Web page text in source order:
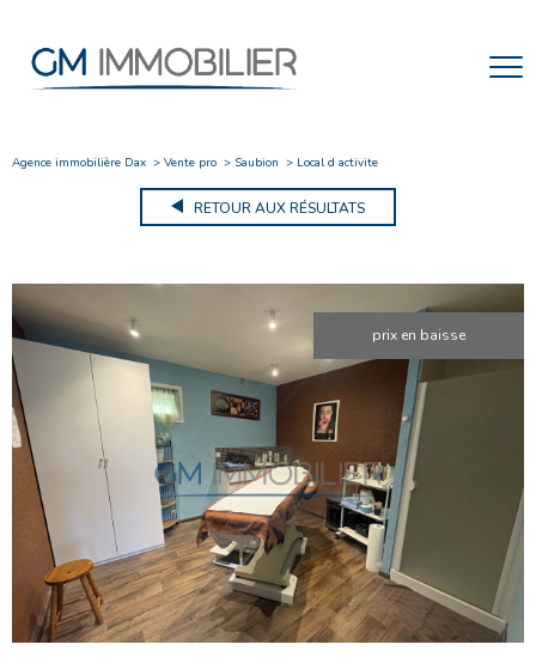
Agence immobilière Dax Vente pro Saubion Local d activite
RETOUR AUX RÉSULTATS
prix en baisse